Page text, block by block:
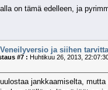
on tämä edelleen, ja
ja siihen
#7 : Huhtikuu 26, 2013,
jankkaamiselta,